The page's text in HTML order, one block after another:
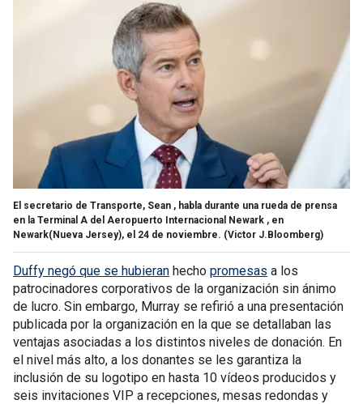
El secretario de Transporte, Sean , habla durante una rueda de prensa
en la Terminal A del Aeropuerto Internacional Newark , en
Newark(Nueva Jersey), el 24 de noviembre. (Victor J.Bloomberg)
Duffy negó que se hubieran hecho promesas a los
patrocinadores corporativos de la organización sin ánimo
de lucro. Sin embargo, Murray se refirió a una presentación
publicada por la organización en la que se detallaban las
ventajas asociadas a los distintos niveles de donación. En
el nivel más alto, a los donantes se les garantiza la
inclusión de su logotipo en hasta 10 vídeos producidos y
seis invitaciones VIP a recepciones, mesas redondas y